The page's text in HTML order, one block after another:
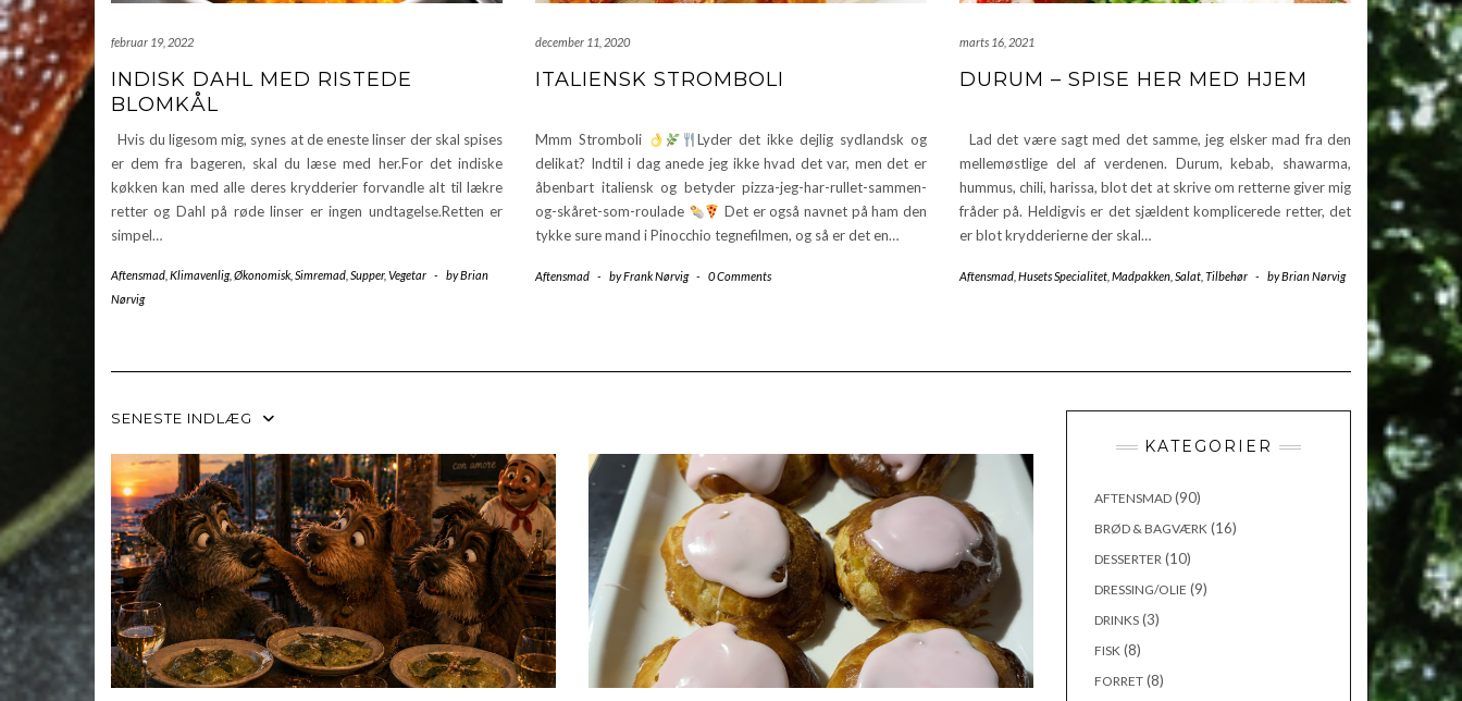
februar 19, 2022
INDISK DAHL MED RISTEDE
BLOMKÅL
Hvis du ligesom mig, synes at de eneste linser der skal spises
er dem fra bageren, skal du læse med her.For det indiske
køkken kan med alle deres krydderier forvandle alt til lækre
retter og Dahl på røde linser er ingen undtagelse.Retten er
simpel…
Aftensmad Klimavenlig, Økonomisk Simremad Supper, Vegetar - byBrian
Nørvig
december 11, 2020
ITALIENSK STROMBOLI
Mmm Stromboli
Lyder det ikke dejlig sydlandsk og
delikat? Indtil i dag anede jeg ikke hvad det var, men det er
åbenbart italiensk og betyder pizza-jeg-har-rullet-sammen-
og-skåret-som-roulade
Det er også navnet på ham den
tykke sure mand i Pinocchio tegnefilmen, og så er det en…
Aftensmad - byFrank Nørvig - 0 Comments
marts 16, 2021
DURUM – SPISE HER MED HJEM
Lad det være sagt med det samme, jeg elsker mad fra den
mellemøstlige del af verdenen. Durum, kebab, shawarma,
hummus, chili, harissa, blot det at skrive om retterne giver mig
fråder på. Heldigvis er det sjældent komplicerede retter, det
er blot krydderierne der skal…
Aftensmad Husets Specialitet Madpakken Salat Tilbehør - byBrian Nørvig
SENESTE INDLÆG
KATEGORIER
AFTENSMAD(90)
BRØD & BAGVÆRK(16)
DESSERTER(10)
DRESSING/OLIE (9)
DRINKS(3)
FISK(8)
FORRET(8)